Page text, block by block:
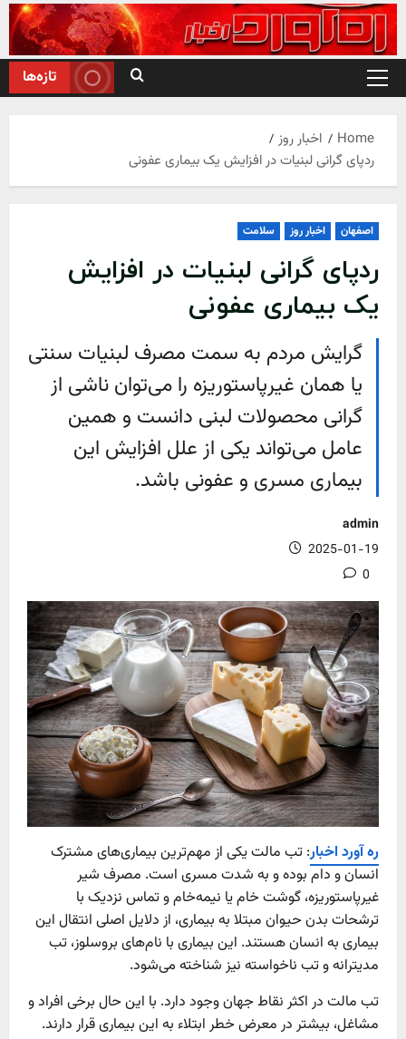
Skip
to
content
Primary
تازه‌ها
Home
اخبار روز
ردپای گرانی لبنیات در افزایش یک بیماری عفونی
اصفهان اخبار روز سلامت
ردپای گرانی لبنیات در افزایش
یک بیماری عفونی
گرایش مردم به سمت مصرف لبنیات سنتی
یا همان غیرپاستوریزه را می‌توان ناشی از
گرانی محصولات لبنی دانست و همین
عامل می‌تواند یکی از علل افزایش این
بیماری مسری و عفونی باشد.
admin
2025-01-19
0
ره آورد اخبار: تب مالت یکی از مهم‌ترین بیماری‌های مشترک
انسان و دام بوده و به شدت مسری است. مصرف شیر
غیرپاستوریزه، گوشت خام یا نیمه‌خام و تماس نزدیک با
ترشحات بدن حیوان مبتلا به بیماری، از دلایل اصلی انتقال این
بیماری به انسان هستند. این بیماری با نام‌های بروسلوز، تب
مدیترانه و تب ناخواسته نیز شناخته می‌شود.
تب مالت در اکثر نقاط جهان وجود دارد. با این حال برخی افراد و
مشاغل، بیشتر در معرض خطر ابتلاء به این بیماری قرار دارند.